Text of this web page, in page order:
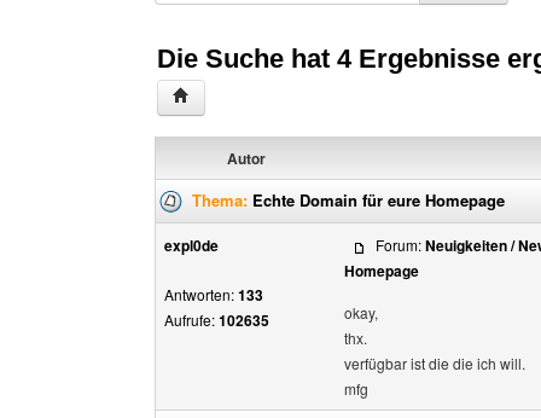
Die Suche hat 4 Ergebnisse
Autor
Thema: Echte Domain für eure Homepage
expl0de
Antworten:133
Aufrufe:102635
Forum:Neuigkeiten /
Homepage
okay,
thx.
verfügbar ist die die ich will.
mfg